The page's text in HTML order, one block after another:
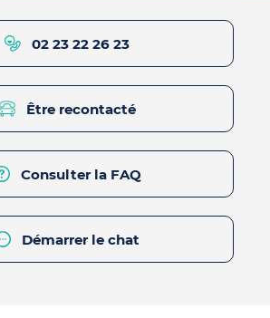
02 23 22 26 23
Être recontacté
Consulter la FAQ
Démarrer le chat